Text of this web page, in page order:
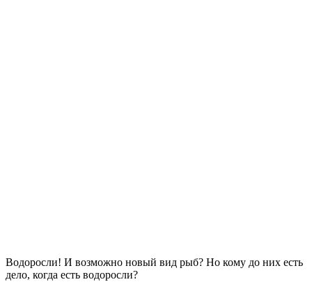
Водоросли! И возможно новый вид рыб? Но кому до них есть
дело, когда есть водоросли?